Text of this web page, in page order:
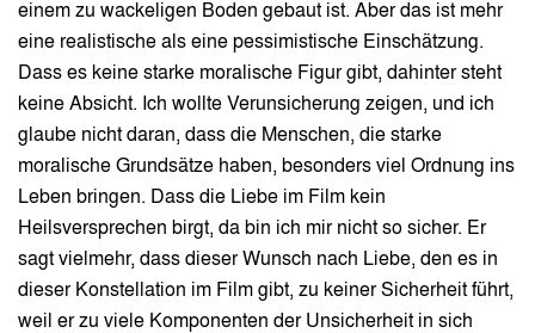
einem zu wackeligen Boden gebaut ist. Aber das ist mehr
eine realistische als eine pessimistische Einschätzung.
Dass es keine starke moralische Figur gibt, dahinter steht
keine Absicht. Ich wollte Verunsicherung zeigen, und ich
glaube nicht daran, dass die Menschen, die starke
moralische Grundsätze haben, besonders viel Ordnung ins
Leben bringen. Dass die Liebe im Film kein
Heilsversprechen birgt, da bin ich mir nicht so sicher. Er
sagt vielmehr, dass dieser Wunsch nach Liebe, den es in
dieser Konstellation im Film gibt, zu keiner Sicherheit führt,
weil er zu viele Komponenten der Unsicherheit in sich